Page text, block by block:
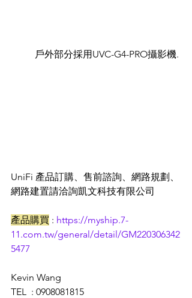
	戶外部分採用UVC-G4-PRO攝影機.
UniFi 產品訂購、售前諮詢、網路規劃、
網路建置請洽詢凱文科技有限公司
產品購買 : https://myship.7-
11.com.tw/general/detail/GM220306342
5477
Kevin Wang
TEL  : 0908081815